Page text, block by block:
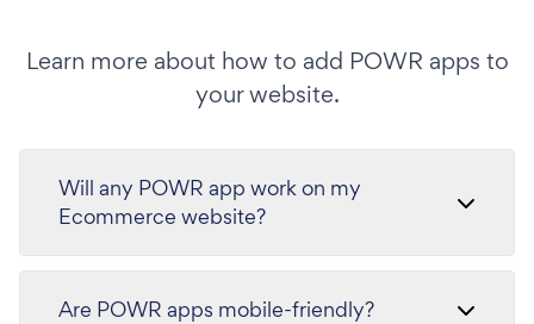
Learn more about how to add POWR apps to
your website.
Will any POWR app work on my
Ecommerce website?
Are POWR apps mobile-friendly?